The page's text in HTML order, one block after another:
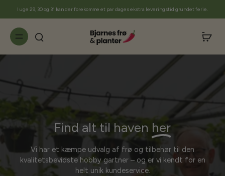
I uge 29, 30 og 31 kan der forekomme et par dages ekstra leveringstid grundet ferie.
Find alt til haven her
Vi har et kæmpe udvalg af frø og tilbehør til den
kvalitetsbevidste hobby gartner – og er vi kendt for en
helt unik kundeservice.